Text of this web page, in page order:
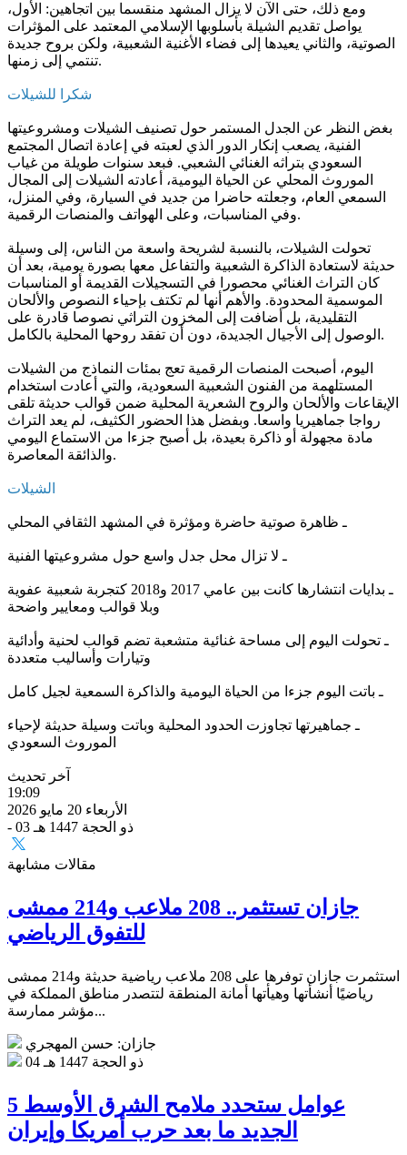
ومع ذلك، حتى الآن لا يزال المشهد منقسما بين اتجاهين: الأول،
يواصل تقديم الشيلة بأسلوبها الإسلامي المعتمد على المؤثرات
الصوتية، والثاني يعيدها إلى فضاء الأغنية الشعبية، ولكن بروح جديدة
تنتمي إلى زمنها.
شكرا للشيلات
بغض النظر عن الجدل المستمر حول تصنيف الشيلات ومشروعيتها
الفنية، يصعب إنكار الدور الذي لعبته في إعادة اتصال المجتمع
السعودي بتراثه الغنائي الشعبي. فبعد سنوات طويلة من غياب
الموروث المحلي عن الحياة اليومية، أعادته الشيلات إلى المجال
السمعي العام، وجعلته حاضرا من جديد في السيارة، وفي المنزل،
وفي المناسبات، وعلى الهواتف والمنصات الرقمية.
تحولت الشيلات، بالنسبة لشريحة واسعة من الناس، إلى وسيلة
حديثة لاستعادة الذاكرة الشعبية والتفاعل معها بصورة يومية، بعد أن
كان التراث الغنائي محصورا في التسجيلات القديمة أو المناسبات
الموسمية المحدودة. والأهم أنها لم تكتف بإحياء النصوص والألحان
التقليدية، بل أضافت إلى المخزون التراثي نصوصا قادرة على
الوصول إلى الأجيال الجديدة، دون أن تفقد روحها المحلية بالكامل.
اليوم، أصبحت المنصات الرقمية تعج بمئات النماذج من الشيلات
المستلهمة من الفنون الشعبية السعودية، والتي أعادت استخدام
الإيقاعات والألحان والروح الشعرية المحلية ضمن قوالب حديثة تلقى
رواجا جماهيريا واسعا. وبفضل هذا الحضور الكثيف، لم يعد التراث
مادة مجهولة أو ذاكرة بعيدة، بل أصبح جزءا من الاستماع اليومي
والذائقة المعاصرة.
الشيلات
ـ ظاهرة صوتية حاضرة ومؤثرة في المشهد الثقافي المحلي
ـ لا تزال محل جدل واسع حول مشروعيتها الفنية
ـ بدايات انتشارها كانت بين عامي 2017 و2018 كتجربة شعبية عفوية
وبلا قوالب ومعايير واضحة
ـ تحولت اليوم إلى مساحة غنائية متشعبة تضم قوالب لحنية وأدائية
وتيارات وأساليب متعددة
ـ باتت اليوم جزءا من الحياة اليومية والذاكرة السمعية لجيل كامل
ـ جماهيرتها تجاوزت الحدود المحلية وباتت وسيلة حديثة لإحياء
الموروث السعودي
آخر تحديث
19:09
الأربعاء 20 مايو 2026
- 03 ذو الحجة 1447 هـ
مقالات مشابهة
جازان تستثمر.. 208 ملاعب و214 ممشى
للتفوق الرياضي
استثمرت جازان توفرها على 208 ملاعب رياضية حديثة و214 ممشى
رياضيًا أنشأتها وهيأتها أمانة المنطقة لتتصدر مناطق المملكة في
مؤشر ممارسة...
جازان: حسن المهجري
04 ذو الحجة 1447 هـ
5 عوامل ستحدد ملامح الشرق الأوسط
الجديد ما بعد حرب أمريكا وإيران